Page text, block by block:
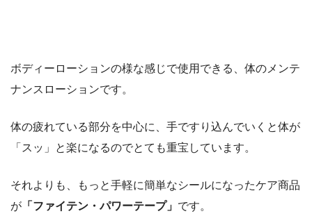
ボディーローションの様な感じで使用できる、体のメンテ
ナンスローションです。
体の疲れている部分を中心に、手ですり込んでいくと体が
「スッ」と楽になるのでとても重宝しています。
それよりも、もっと手軽に簡単なシールになったケア商品
が 「ファイテン・パワーテープ」 です。